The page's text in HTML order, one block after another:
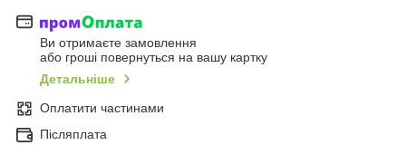
Ви отримаєте замовлення
або гроші повернуться на вашу картку
Детальніше
Оплатити частинами
Післяплата